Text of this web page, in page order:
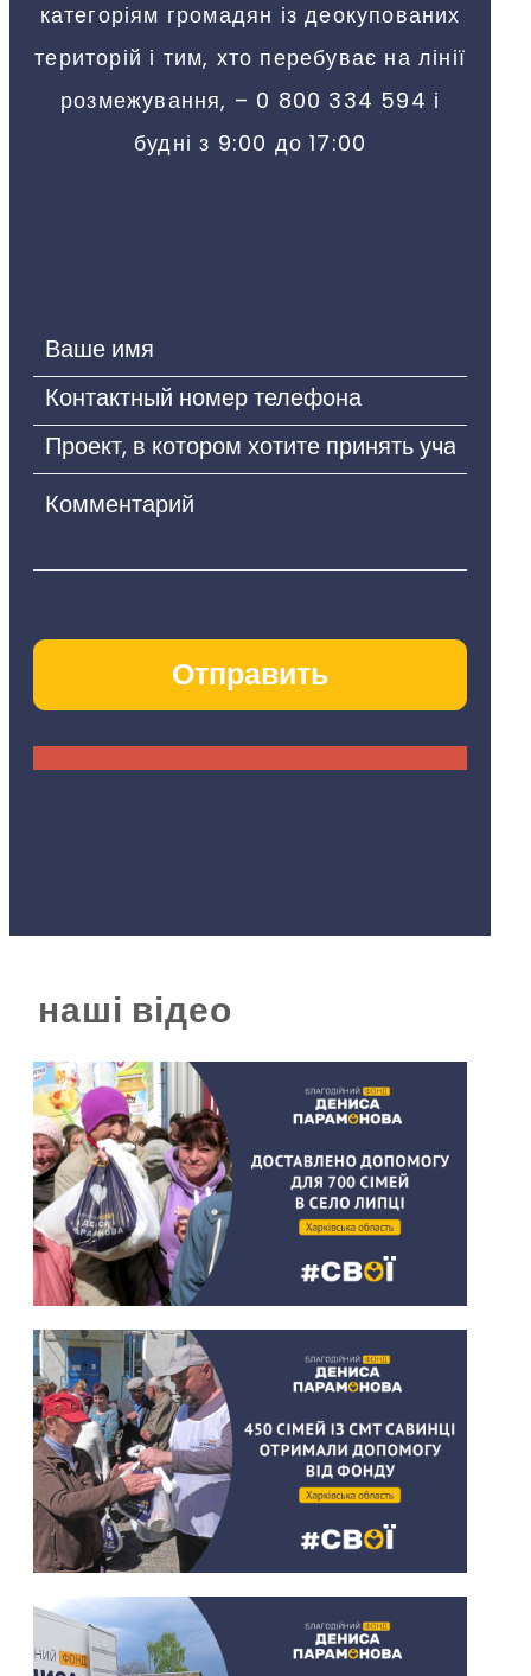
категоріям громадян із деокупованих
територій і тим, хто перебуває на лінії
розмежування, – 0 800 334 594 і
будні з 9:00 до 17:00
наші відео